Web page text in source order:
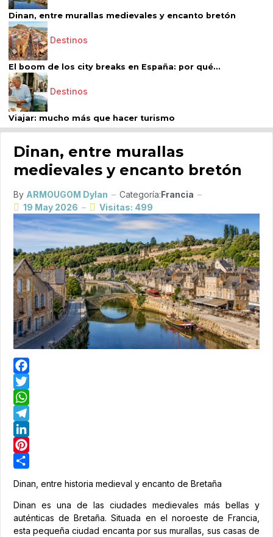
Dinan, entre murallas medievales y encanto bretón
Destinos
El boom de los city breaks en España: por qué...
Destinos
Viajar: mucho más que hacer turismo
Dinan, entre murallas
medievales y encanto bretón
By ARMOUGOM Dylan Categoría:Francia
19 May 2026
Visitas: 499
Facebook
Twitter
WhatsApp
Telegram
LinkedIn
Pinterest
Dinan, entre historia medieval y encanto de Bretaña
Dinan es una de las ciudades medievales más bellas y
auténticas de Bretaña. Situada en el noroeste de Francia,
esta pequeña ciudad encanta por sus murallas, sus casas de